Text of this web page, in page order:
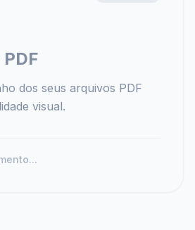
dos seus arquivos PDF
visual.